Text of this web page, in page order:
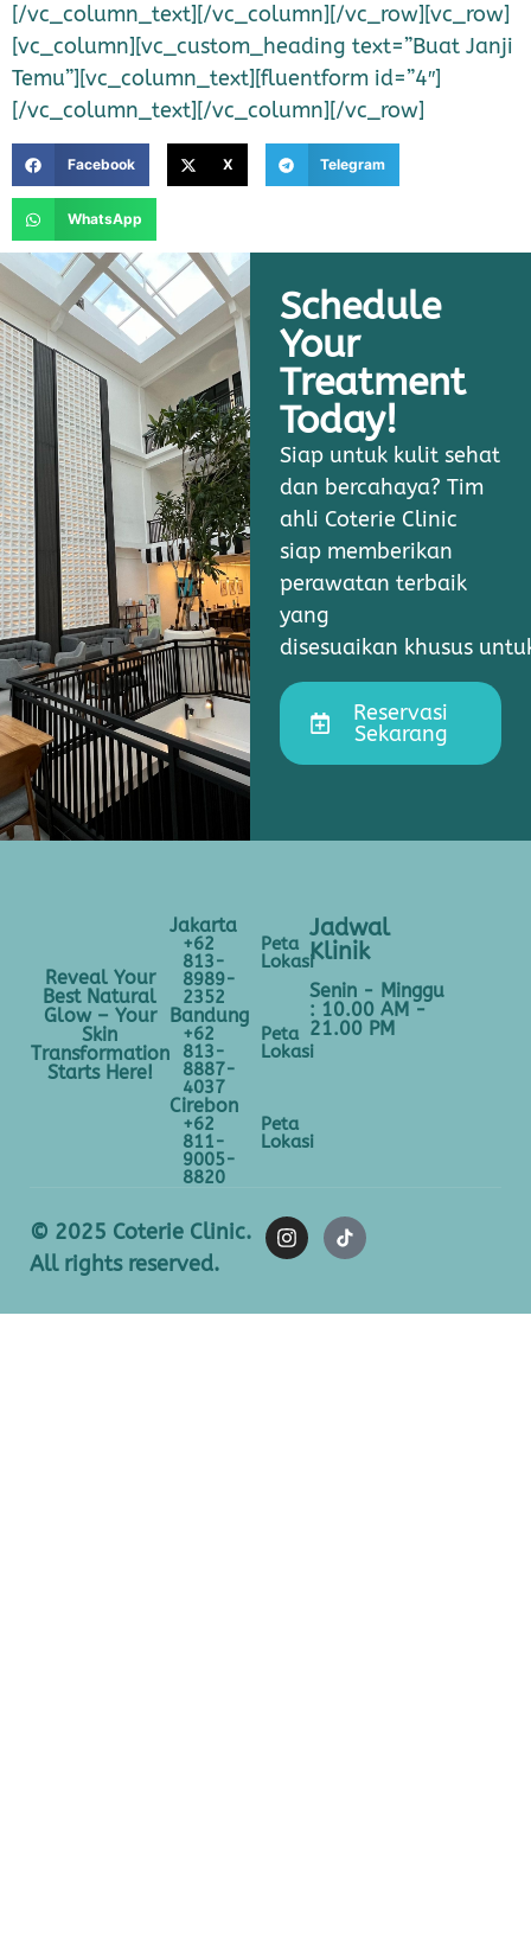
[/vc_column_text][/vc_column][/vc_row][vc_row]
[vc_column][vc_custom_heading text=”Buat Janji
Temu”][vc_column_text][fluentform id=”4″]
[/vc_column_text][/vc_column][/vc_row]
Facebook X Telegram
WhatsApp
Schedule
Your
Treatment
Today!
Siap untuk kulit sehat
dan bercahaya? Tim
ahli Coterie Clinic
siap memberikan
perawatan terbaik
yang
disesuaikan khusus
Reservasi
Sekarang
Reveal Your
Best Natural
Glow – Your
Skin
Transformation
Starts Here!
Jakarta
+62
813-
8989-
2352
Peta
Lokasi
Bandung
+62
813-
8887-
4037
Peta
Lokasi
Cirebon
+62
811-
9005-
8820
Peta
Lokasi
Jadwal
Klinik
Senin - Minggu
: 10.00 AM -
21.00 PM
© 2025 Coterie Clinic.
All rights reserved.